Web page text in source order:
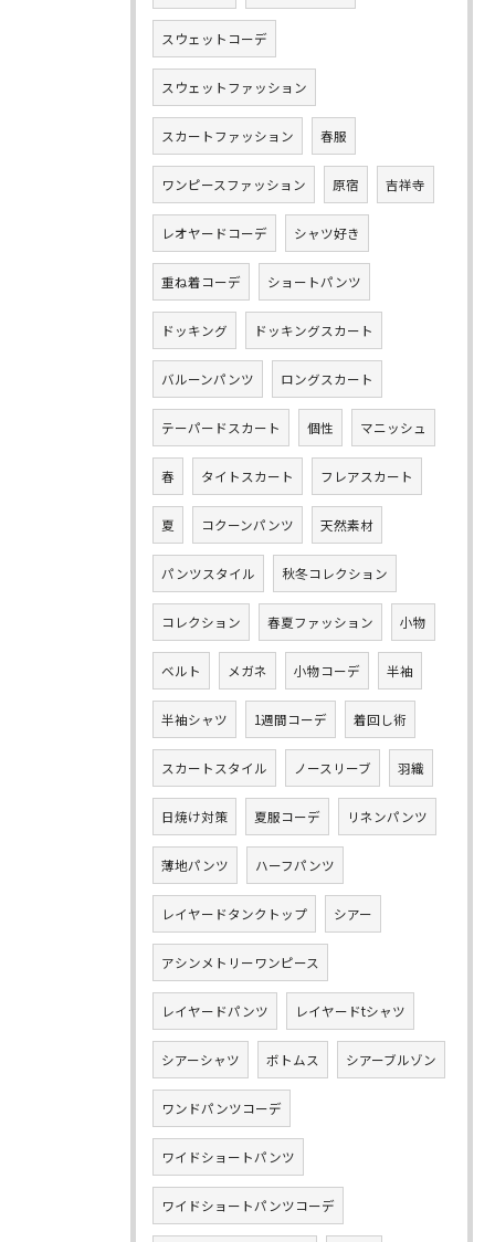
スウェットコーデ
スウェットファッション
スカートファッション 春服
ワンピースファッション 原宿 吉祥寺
レオヤードコーデ シャツ好き
重ね着コーデ ショートパンツ
ドッキング ドッキングスカート
バルーンパンツ ロングスカート
テーパードスカート 個性 マニッシュ
春 タイトスカート フレアスカート
夏 コクーンパンツ 天然素材
パンツスタイル 秋冬コレクション
コレクション 春夏ファッション 小物
ベルト メガネ 小物コーデ 半袖
半袖シャツ 1週間コーデ 着回し術
スカートスタイル ノースリーブ 羽織
日焼け対策 夏服コーデ リネンパンツ
薄地パンツ ハーフパンツ
レイヤードタンクトップ シアー
アシンメトリーワンピース
レイヤードパンツ レイヤードtシャツ
シアーシャツ ボトムス シアーブルゾン
ワンドパンツコーデ
ワイドショートパンツ
ワイドショートパンツコーデ